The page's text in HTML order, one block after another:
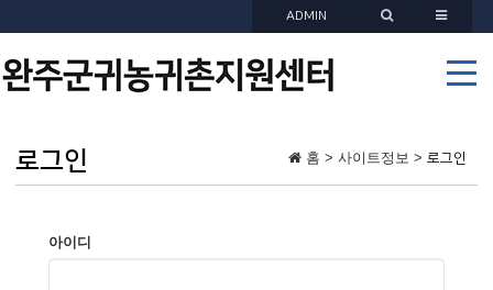
ADMIN
로그인 홈 > 사이트정보 > 로그인
아이디